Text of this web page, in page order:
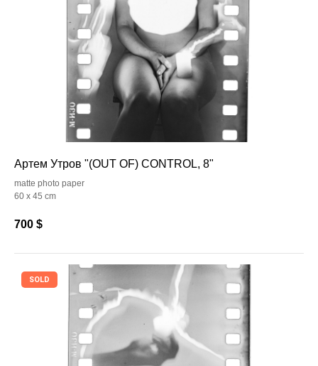
Артем Утров "(OUT OF) CONTROL, 8"
matte photo paper
60 x 45 cm
700 $
SOLD